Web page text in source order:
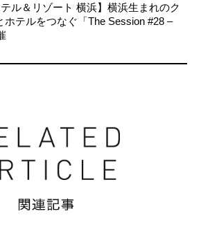
ル＆リゾート 横浜】横浜生まれのク
ホテルをつなぐ「The Session #28 –